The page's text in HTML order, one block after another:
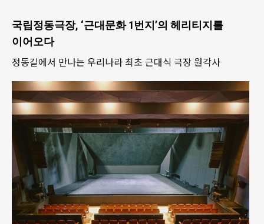
국립정동극장, ‘근대문화 1번지’의 헤리티지를
이어오다
정동길에서 만나는 우리나라 최초 근대식 극장 원각사